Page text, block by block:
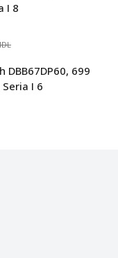
I 8
DBB67DP60, 699
I 6